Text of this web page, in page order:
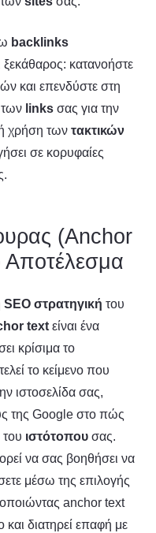
backlinks
ξεκάθαρος: κατανοήστε
και επενδύστε στη
των links σας για την
χρήση των τακτικών
σε κορυφαίες
(Anchor
Αποτέλεσμα
SEO στρατηγική του
text είναι ένα
κρίσιμα το
το κείμενο που
ιστοσελίδα σας,
της Google στο πώς
ιστότοπου σας.
να σας βοηθήσει να
μέσω της επιλογής
anchor text
και διατηρεί επαφή με